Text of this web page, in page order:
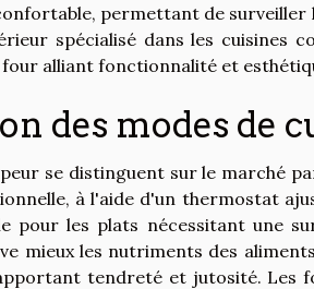
permettant de surveiller
spécialisé dans les cuisines
alliant fonctionnalité et
des modes de
se distinguent sur le marché
à l'aide d'un thermostat
pour les plats nécessitant une
mieux les nutriments des
tendreté et jutosité. Les